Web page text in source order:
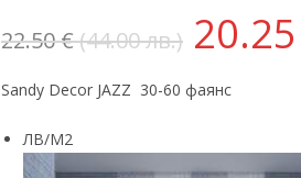
22.50€(44.00 лв.) 20.25
Sandy Decor JAZZ 30-60 фаянс
ЛВ/М2